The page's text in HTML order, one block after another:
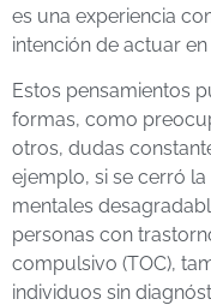
es una experiencia
intención de actuar
Estos pensamientos
formas, como
otros, dudas
ejemplo, si se cerró
mentales
personas con
compulsivo (TOC),
individuos sin